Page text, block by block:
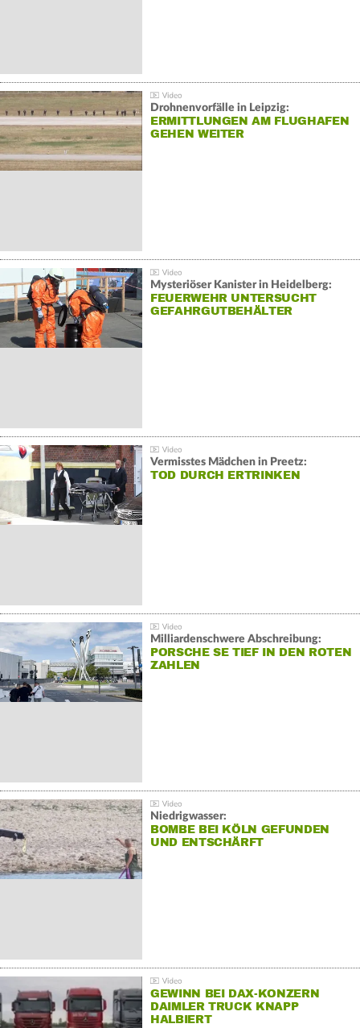
Drohnenvorfälle in Leipzig:
ERMITTLUNGEN AM FLUGHAFEN
GEHEN WEITER
Mysteriöser Kanister in Heidelberg:
FEUERWEHR UNTERSUCHT
GEFAHRGUTBEHÄLTER
Vermisstes Mädchen in Preetz:
TOD DURCH ERTRINKEN
Milliardenschwere Abschreibung:
PORSCHE SE TIEF IN DEN ROTEN
ZAHLEN
Niedrigwasser:
BOMBE BEI KÖLN GEFUNDEN
UND ENTSCHÄRFT
GEWINN BEI DAX-KONZERN
DAIMLER TRUCK KNAPP
HALBIERT